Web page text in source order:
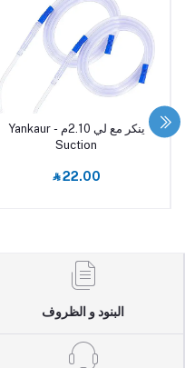
أضف إلى السلةينكر مع لي 2.10م - Yankaur
Suction
‎⃁ 22.00
البنود و الظروف